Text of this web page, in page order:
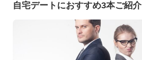
自宅デートにおすすめ3本ご紹介